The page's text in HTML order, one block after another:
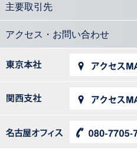
主要取引先
アクセス・お問い合わせ